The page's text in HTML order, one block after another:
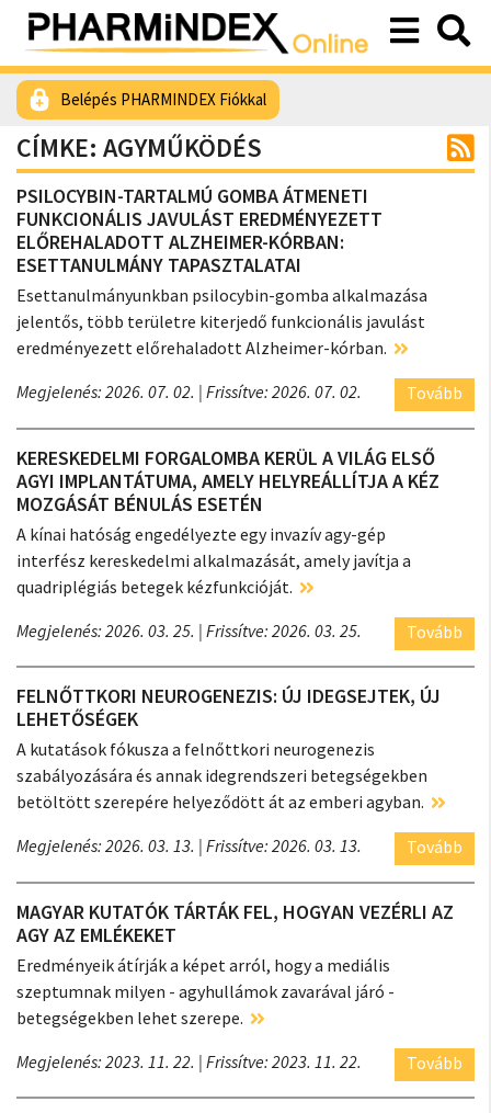
Belépés PHARMINDEX Fiókkal
CÍMKE: AGYMŰKÖDÉS
PSILOCYBIN-TARTALMÚ GOMBA ÁTMENETI
FUNKCIONÁLIS JAVULÁST EREDMÉNYEZETT
ELŐREHALADOTT ALZHEIMER-KÓRBAN:
ESETTANULMÁNY TAPASZTALATAI
Esettanulmányunkban psilocybin-gomba alkalmazása
jelentős, több területre kiterjedő funkcionális javulást
eredményezett előrehaladott Alzheimer-kórban.
Megjelenés: 2026. 07. 02. | Frissítve: 2026. 07. 02. Tovább
KERESKEDELMI FORGALOMBA KERÜL A VILÁG ELSŐ
AGYI IMPLANTÁTUMA, AMELY HELYREÁLLÍTJA A KÉZ
MOZGÁSÁT BÉNULÁS ESETÉN
A kínai hatóság engedélyezte egy invazív agy-gép
interfész kereskedelmi alkalmazását, amely javítja a
quadriplégiás betegek kézfunkcióját.
Megjelenés: 2026. 03. 25. | Frissítve: 2026. 03. 25. Tovább
FELNŐTTKORI NEUROGENEZIS: ÚJ IDEGSEJTEK, ÚJ
LEHETŐSÉGEK
A kutatások fókusza a felnőttkori neurogenezis
szabályozására és annak idegrendszeri betegségekben
betöltött szerepére helyeződött át az emberi agyban.
Megjelenés: 2026. 03. 13. | Frissítve: 2026. 03. 13. Tovább
MAGYAR KUTATÓK TÁRTÁK FEL, HOGYAN VEZÉRLI AZ
AGY AZ EMLÉKEKET
Eredményeik átírják a képet arról, hogy a mediális
szeptumnak milyen - agyhullámok zavarával járó -
betegségekben lehet szerepe.
Megjelenés: 2023. 11. 22. | Frissítve: 2023. 11. 22. Tovább